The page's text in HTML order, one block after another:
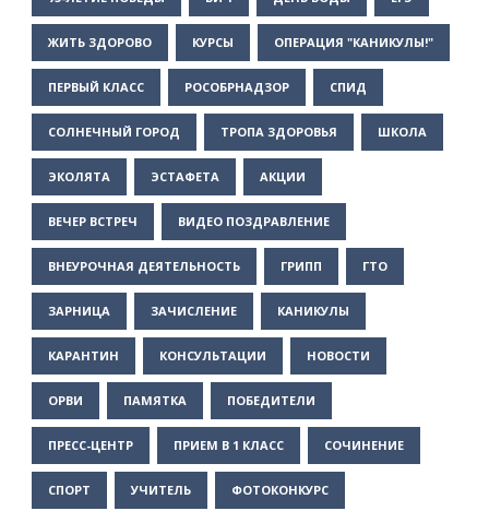
ЖИТЬ ЗДОРОВО КУРСЫ ОПЕРАЦИЯ "КАНИКУЛЫ!"
ПЕРВЫЙ КЛАСС РОСОБРНАДЗОР СПИД
СОЛНЕЧНЫЙ ГОРОД ТРОПА ЗДОРОВЬЯ ШКОЛА
ЭКОЛЯТА ЭСТАФЕТА АКЦИИ
ВЕЧЕР ВСТРЕЧ ВИДЕО ПОЗДРАВЛЕНИЕ
ВНЕУРОЧНАЯ ДЕЯТЕЛЬНОСТЬ ГРИПП ГТО
ЗАРНИЦА ЗАЧИСЛЕНИЕ КАНИКУЛЫ
КАРАНТИН КОНСУЛЬТАЦИИ НОВОСТИ
ОРВИ ПАМЯТКА ПОБЕДИТЕЛИ
ПРЕСС-ЦЕНТР ПРИЕМ В 1 КЛАСС СОЧИНЕНИЕ
СПОРТ УЧИТЕЛЬ ФОТОКОНКУРС